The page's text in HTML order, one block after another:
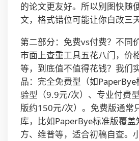
的论文更友好。所以别图快随
文，格式错位可能让你白改三天
第二部分：免费vs付费？不同
市面上查重工具五花八门，价
等，到底值不值得花钱？我们
品：完全免费型（如
验型（9.9元/次）、专业付费
版约150元/次）。免费版通常
库，比如PaperBye标准版覆
方、维普等，适合初稿自查。